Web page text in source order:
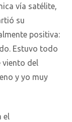
vía satélite,
su
positiva:
Estuvo todo
viento del
y yo muy
el